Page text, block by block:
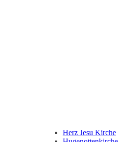
Herz Jesu Kirche